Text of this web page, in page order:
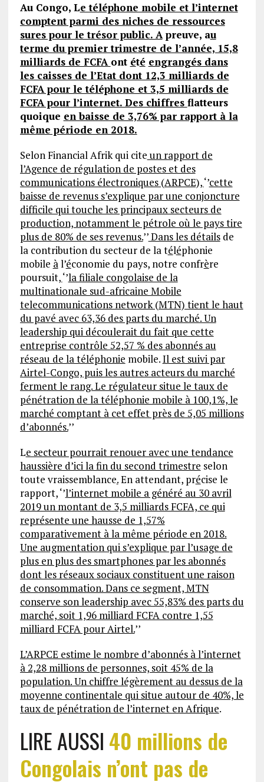
Au Congo, Le téléphone mobile et l’internet
comptent parmi des niches de ressources
sures pour le trésor public. Apreuve, au
terme du premier trimestre de l’année, 15,8
milliards de FCFA ont été engrangés dans
les caisses de l’Etat dont 12,3 milliards de
FCFA pour le téléphone et 3,5 milliards de
FCFA pour l’internet. Des chiffres flatteurs
quoique en baisse de 3,76% par rapport à la
même période en 2018.
Selon Financial Afrik qui cite un rapport de
l’Agence de régulation de postes et des
communications électroniques (ARPCE),‘’cette
baisse de revenus s’explique par une conjoncture
difficile qui touche les principaux secteurs de
production, notamment le pétrole où le pays tire
plus de 80% de ses revenus.’’Dans les détailsde
la contribution du secteur de la téléphonie
mobile àl’économie du pays, notre confrère
poursuit,‘’la filiale congolaise de la
multinationale sud-africaine Mobile
telecommunications network (MTN) tient le haut
du pavé avec 63,36 des parts du marché. Un
leadership qui découlerait du fait que cette
entreprise contrôle 52,57 % des abonnés au
réseau de la téléphonie mobile.Il est suivi par
Airtel-Congo, puis les autres acteurs du marché
ferment le rang. Le régulateur situe le taux de
pénétration de la téléphonie mobile à 100,1%, le
marché comptant à cet effet près de 5,05 millions
d’abonnés.’’
Le secteur pourrait renouer avec une tendance
haussière d’ici la fin du second trimestre selon
toute vraissemblance.En attendant, précise le
rapport, ‘’l’internet mobile a généré au 30 avril
2019 un montant de 3,5 milliards FCFA, ce qui
représente une hausse de 1,57%
comparativement à la même période en 2018.
Une augmentation qui s’explique par l’usage de
plus en plus des smartphones par les abonnés
dont les réseaux sociaux constituent une raison
de consommation. Dans ce segment, MTN
conserve son leadership avec 55,83% des parts du
marché, soit 1,96 milliard FCFA contre 1,55
milliard FCFA pour Airtel.’’
L’ARPCE estime le nombre d’abonnés à l’internet
à 2,28 millions de personnes, soit 45% de la
population. Un chiffre légèrement au dessus de la
moyenne continentale qui situe autour de 40%, le
taux de pénétration de l’internet en Afrique.
LIRE AUSSI 40 millions de
Congolais n’ont pas de